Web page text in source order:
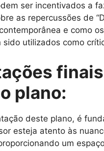
ser incentivados a
as repercussões de
e como
sido utilizados como
finais
plano:
deste plano, é
esteja atento às
um